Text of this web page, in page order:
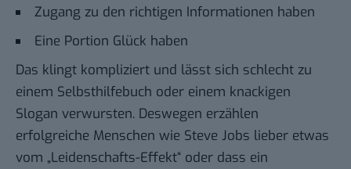
Zugang zu den richtigen Informationen haben
Eine Portion Glück haben
Das klingt kompliziert und lässt sich schlecht zu
einem Selbsthilfebuch oder einem knackigen
Slogan verwursten. Deswegen erzählen
erfolgreiche Menschen wie Steve Jobs lieber etwas
vom „Leidenschafts-Effekt“ oder dass ein